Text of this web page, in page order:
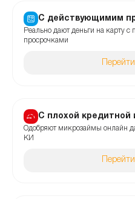
С действующимим
Реально дают деньги на карту с
просрочками
С плохой кредитной
Одобряют микрозаймы онлайн
КИ